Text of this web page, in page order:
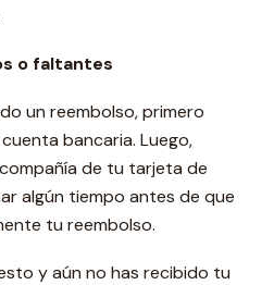
​​o faltantes
un reembolso, primero
bancaria. Luego,
de tu tarjeta de
algún tiempo antes de que
tu reembolso.
y aún no has recibido tu